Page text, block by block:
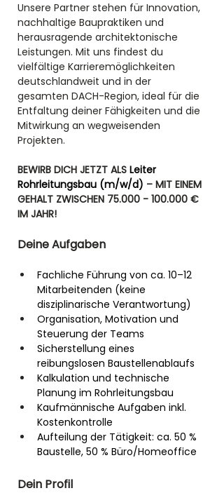
Unsere Partner stehen für Innovation,
nachhaltige Baupraktiken und
herausragende architektonische
Leistungen. Mit uns findest du
vielfältige Karrieremöglichkeiten
deutschlandweit und in der
gesamten DACH-Region, ideal für die
Entfaltung deiner Fähigkeiten und die
Mitwirkung an wegweisenden
Projekten.
BEWIRB DICH JETZT ALS Leiter
Rohrleitungsbau (m/w/d) – MIT EINEM
GEHALT ZWISCHEN 75.000 - 100.000 €
IM JAHR!
Deine Aufgaben
Fachliche Führung von ca. 10–12
Mitarbeitenden (keine
disziplinarische Verantwortung)
Organisation, Motivation und
Steuerung der Teams
Sicherstellung eines
reibungslosen Baustellenablaufs
Kalkulation und technische
Planung im Rohrleitungsbau
Kaufmännische Aufgaben inkl.
Kostenkontrolle
Aufteilung der Tätigkeit: ca. 50 %
Baustelle, 50 % Büro/Homeoffice
Dein Profil